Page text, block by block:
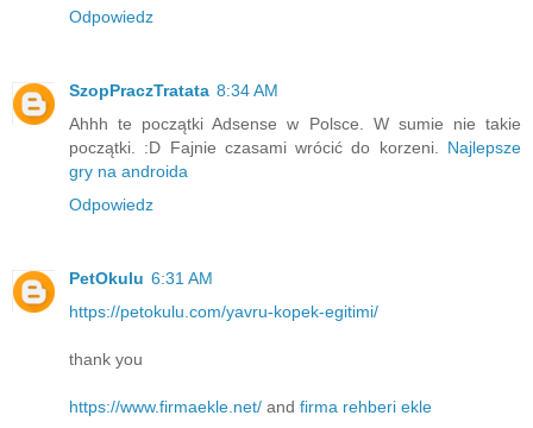
Odpowiedz
SzopPraczTratata 8:34 AM
Ahhh te początki Adsense w Polsce. W sumie nie takie
początki. :D Fajnie czasami wrócić do korzeni. Najlepsze
gry na androida
Odpowiedz
PetOkulu 6:31 AM
https://petokulu.com/yavru-kopek-egitimi/
thank you
https://www.firmaekle.net/ and firma rehberi ekle